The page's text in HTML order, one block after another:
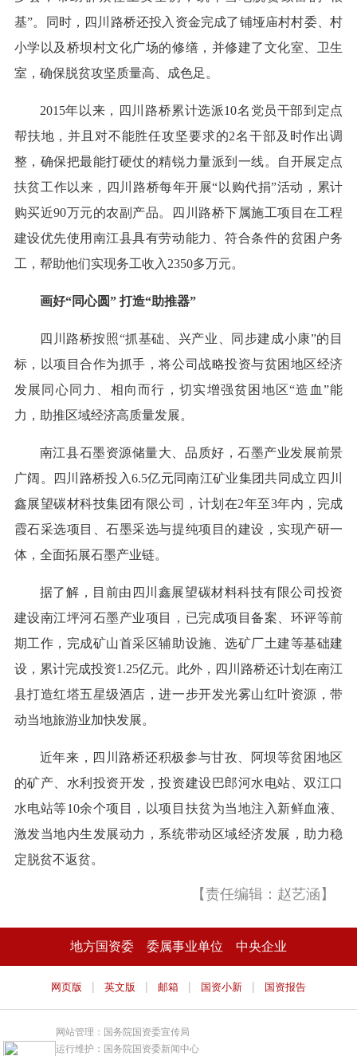
基”。同时，四川路桥还投入资金完成了铺垭庙村村委、村
小学以及桥坝村文化广场的修缮，并修建了文化室、卫生
室，确保脱贫攻坚质量高、成色足。
2015年以来，四川路桥累计选派10名党员干部到定点
帮扶地，并且对不能胜任攻坚要求的2名干部及时作出调
整，确保把最能打硬仗的精锐力量派到一线。自开展定点
扶贫工作以来，四川路桥每年开展“以购代捐”活动，累计
购买近90万元的农副产品。四川路桥下属施工项目在工程
建设优先使用南江县具有劳动能力、符合条件的贫困户务
工，帮助他们实现务工收入2350多万元。
画好“同心圆” 打造“助推器”
四川路桥按照“抓基础、兴产业、同步建成小康”的目
标，以项目合作为抓手，将公司战略投资与贫困地区经济
发展同心同力、相向而行，切实增强贫困地区“造血”能
力，助推区域经济高质量发展。
南江县石墨资源储量大、品质好，石墨产业发展前景
广阔。四川路桥投入6.5亿元同南江矿业集团共同成立四川
鑫展望碳材科技集团有限公司，计划在2年至3年内，完成
霞石采选项目、石墨采选与提纯项目的建设，实现产研一
体，全面拓展石墨产业链。
据了解，目前由四川鑫展望碳材料科技有限公司投资
建设南江坪河石墨产业项目，已完成项目备案、环评等前
期工作，完成矿山首采区辅助设施、选矿厂土建等基础建
设，累计完成投资1.25亿元。此外，四川路桥还计划在南江
县打造红塔五星级酒店，进一步开发光雾山红叶资源，带
动当地旅游业加快发展。
近年来，四川路桥还积极参与甘孜、阿坝等贫困地区
的矿产、水利投资开发，投资建设巴郎河水电站、双江口
水电站等10余个项目，以项目扶贫为当地注入新鲜血液、
激发当地内生发展动力，系统带动区域经济发展，助力稳
定脱贫不返贫。
【责任编辑：赵艺涵】
地方国资委 委属事业单位 中央企业
网页版 | 英文版 | 邮箱 | 国资小新 | 国资报告
网站管理：国务院国资委宣传局
运行维护：国务院国资委新闻中心